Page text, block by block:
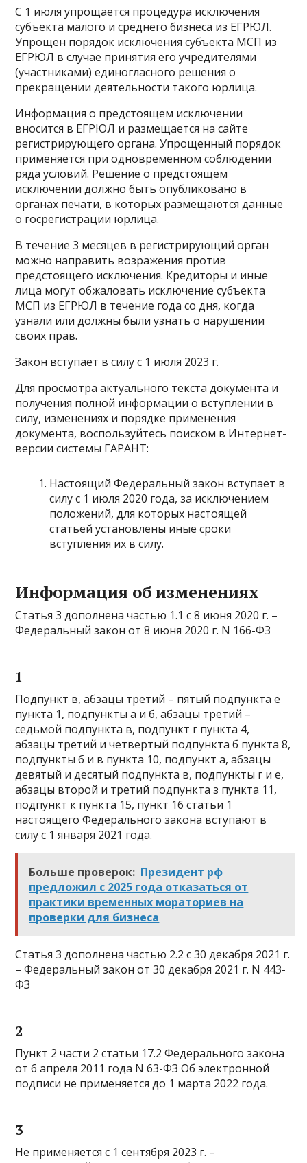
С 1 июля упрощается процедура исключения
субъекта малого и среднего бизнеса из ЕГРЮЛ.
Упрощен порядок исключения субъекта МСП из
ЕГРЮЛ в случае принятия его учредителями
(участниками) единогласного решения о
прекращении деятельности такого юрлица.
Информация о предстоящем исключении
вносится в ЕГРЮЛ и размещается на сайте
регистрирующего органа. Упрощенный порядок
применяется при одновременном соблюдении
ряда условий. Решение о предстоящем
исключении должно быть опубликовано в
органах печати, в которых размещаются данные
о госрегистрации юрлица.
В течение 3 месяцев в регистрирующий орган
можно направить возражения против
предстоящего исключения. Кредиторы и иные
лица могут обжаловать исключение субъекта
МСП из ЕГРЮЛ в течение года со дня, когда
узнали или должны были узнать о нарушении
своих прав.
Закон вступает в силу с 1 июля 2023 г.
Для просмотра актуального текста документа и
получения полной информации о вступлении в
силу, изменениях и порядке применения
документа, воспользуйтесь поиском в Интернет-
версии системы ГАРАНТ:
Настоящий Федеральный закон вступает в
силу с 1 июля 2020 года, за исключением
положений, для которых настоящей
статьей установлены иные сроки
вступления их в силу.
Информация об изменениях
Статья 3 дополнена частью 1.1 с 8 июня 2020 г. –
Федеральный закон от 8 июня 2020 г. N 166-ФЗ
1
Подпункт в, абзацы третий – пятый подпункта е
пункта 1, подпункты а и б, абзацы третий –
седьмой подпункта в, подпункт г пункта 4,
абзацы третий и четвертый подпункта б пункта 8,
подпункты б и в пункта 10, подпункт а, абзацы
девятый и десятый подпункта в, подпункты г и е,
абзацы второй и третий подпункта з пункта 11,
подпункт к пункта 15, пункт 16 статьи 1
настоящего Федерального закона вступают в
силу с 1 января 2021 года.
Больше проверок: Президент рф
предложил с 2025 года отказаться от
практики временных мораториев на
проверки для бизнеса
Статья 3 дополнена частью 2.2 с 30 декабря 2021 г.
– Федеральный закон от 30 декабря 2021 г. N 443-
ФЗ
2
Пункт 2 части 2 статьи 17.2 Федерального закона
от 6 апреля 2011 года N 63-ФЗ Об электронной
подписи не применяется до 1 марта 2022 года.
3
Не применяется с 1 сентября 2023 г. –